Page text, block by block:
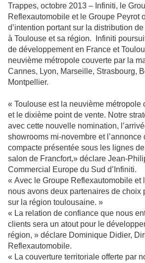
Trappes, octobre 2013 – Infiniti, le
Reflexautomobile et le Groupe Peyrot
d’intention portant sur la distribution
à Toulouse et sa région. Infiniti
de développement en France et
neuvième métropole couverte par la
Cannes, Lyon, Marseille, Strasbourg,
Montpellier.
« Toulouse est la neuvième métropole
et le dixième point de vente. Notre
avec cette nouvelle nomination,
showrooms mi-novembre et l’annonce
compacte présentée sous les lignes
salon de Francfort,» déclare Jean-
Commercial Europe du Sud d’Infiniti.
« Avec le Groupe Reflexautomobile et
nous avons deux partenaires de choix
sur la région toulousaine. »
« La relation de confiance que nous
clients sera un atout pour le
région, » déclare Dominique Didier,
Reflexautomobile.
« La couverture territoriale offerte par